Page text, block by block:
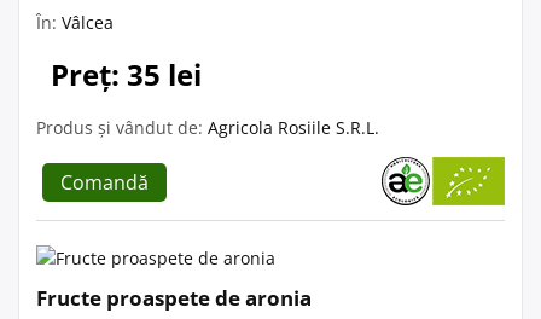
În: Vâlcea
Preț: 35 lei
Produs și vândut de: Agricola Rosiile S.R.L.
Comandă
Fructe proaspete de aronia